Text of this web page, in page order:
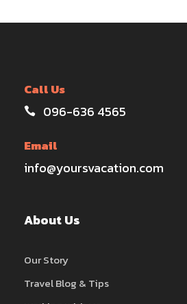
Call Us
096-636 4565
Email
info@yoursvacation.com
About Us
Our Story
Travel Blog & Tips